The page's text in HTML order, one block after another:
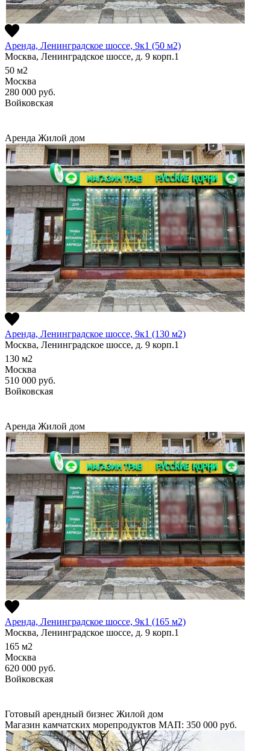
Аренда, Ленинградское шоссе, 9к1 (50 м2)
Москва, Ленинградское шоссе, д. 9 корп.1
50 м2
Москва
280 000 руб.
Войковская
Аренда Жилой дом
Аренда, Ленинградское шоссе, 9к1 (130 м2)
Москва, Ленинградское шоссе, д. 9 корп.1
130 м2
Москва
510 000 руб.
Войковская
Аренда Жилой дом
Аренда, Ленинградское шоссе, 9к1 (165 м2)
Москва, Ленинградское шоссе, д. 9 корп.1
165 м2
Москва
620 000 руб.
Войковская
Готовый арендный бизнес Жилой дом
Магазин камчатских морепродуктов МАП: 350 000 руб.